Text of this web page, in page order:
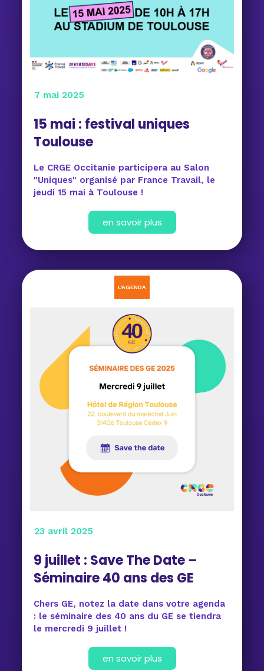
7 mai 2025
15 mai : festival uniques
Toulouse
Le CRGE Occitanie participera au Salon
"Uniques" organisé par France Travail, le
jeudi 15 mai à Toulouse !
en savoir plus
L'AGENDA
23 avril 2025
9 juillet : Save The Date –
Séminaire 40 ans des GE
Chers GE, notez la date dans votre agenda
: le séminaire des 40 ans du GE se tiendra
le mercredi 9 juillet !
en savoir plus